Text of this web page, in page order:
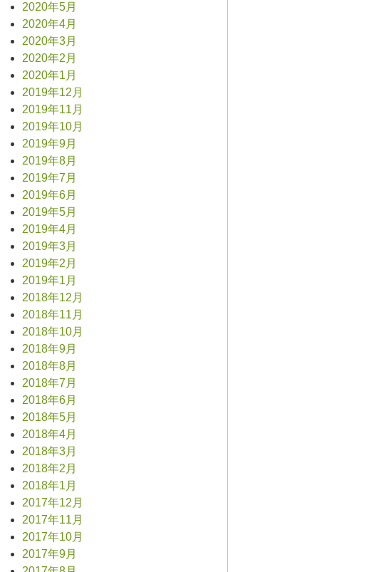
2020年5月
2020年4月
2020年3月
2020年2月
2020年1月
2019年12月
2019年11月
2019年10月
2019年9月
2019年8月
2019年7月
2019年6月
2019年5月
2019年4月
2019年3月
2019年2月
2019年1月
2018年12月
2018年11月
2018年10月
2018年9月
2018年8月
2018年7月
2018年6月
2018年5月
2018年4月
2018年3月
2018年2月
2018年1月
2017年12月
2017年11月
2017年10月
2017年9月